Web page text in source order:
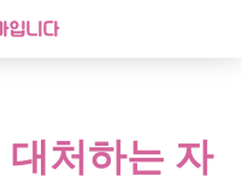
처하는 자